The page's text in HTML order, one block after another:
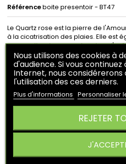
Référenceboite presentoir - BT47
Le Quartz rose est la pierre de
à la cicatrisation des plaies. Elle est
pour mettre dans une chambre
Apporte l'Amour maternel. Elle
cardiaques.
3,50 € HT
Aucun point de fidélité accordé
Quantité 
Nous utilisons des cookies à
d'audience. Si vous
Internet, nous considérerons
l'utilisation des ces derniers.
Plus d'informations Personnaliser
REJETER